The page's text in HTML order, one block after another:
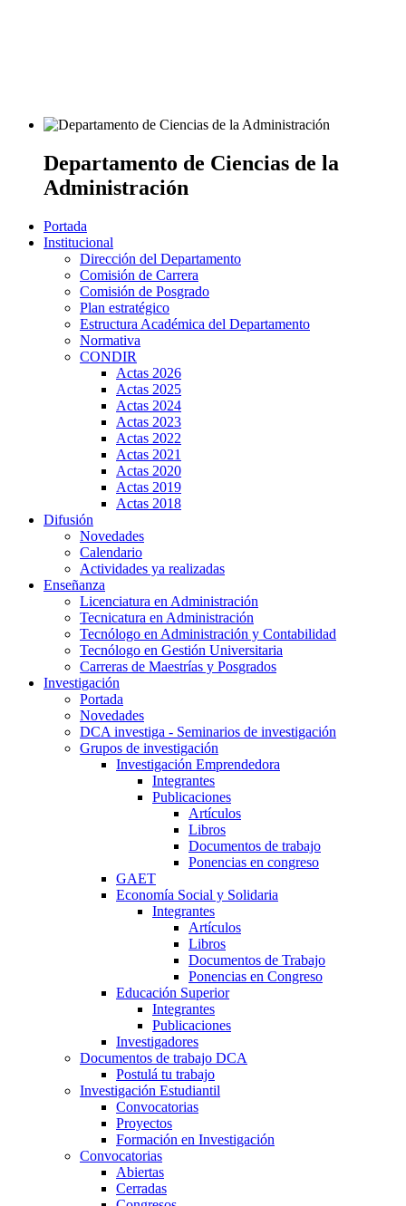
Departamento de Ciencias de la
Administración
Portada
Institucional
Dirección del Departamento
Comisión de Carrera
Comisión de Posgrado
Plan estratégico
Estructura Académica del Departamento
Normativa
CONDIR
Actas 2026
Actas 2025
Actas 2024
Actas 2023
Actas 2022
Actas 2021
Actas 2020
Actas 2019
Actas 2018
Difusión
Novedades
Calendario
Actividades ya realizadas
Enseñanza
Licenciatura en Administración
Tecnicatura en Administración
Tecnólogo en Administración y Contabilidad
Tecnólogo en Gestión Universitaria
Carreras de Maestrías y Posgrados
Investigación
Portada
Novedades
DCA investiga - Seminarios de investigación
Grupos de investigación
Investigación Emprendedora
Integrantes
Publicaciones
Artículos
Libros
Documentos de trabajo
Ponencias en congreso
GAET
Economía Social y Solidaria
Integrantes
Artículos
Libros
Documentos de Trabajo
Ponencias en Congreso
Educación Superior
Integrantes
Publicaciones
Investigadores
Documentos de trabajo DCA
Postulá tu trabajo
Investigación Estudiantil
Convocatorias
Proyectos
Formación en Investigación
Convocatorias
Abiertas
Cerradas